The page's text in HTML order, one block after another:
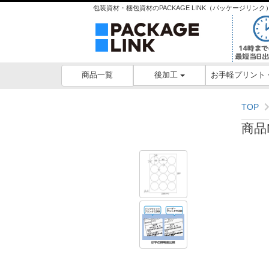
包装資材・梱包資材のPACKAGE LINK（パッケージリン
商品一覧 後加工 お手軽プリント
TOP
商